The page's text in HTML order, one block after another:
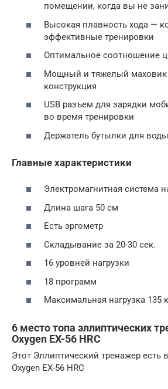
помещении, когда вы не
Высокая плавность хода —
эффективные тренировки
Оптимальное соотношение
Мощный и тяжелый маховик
конструкция
USB разъем для зарядки
во время тренировки
Держатель бутылки для воды
Главные характеристики
Электромагнитная система
Длина шага 50 см
Есть эргометр
Складывание за 20-30 сек.
16 уровней нагрузки
18 программ
Максимальная нагрузка 135
6 место топа эллиптических
Oxygen EX-56 HRC
Этот Эллиптический тренажер есть
Oxygen EX-56 HRC